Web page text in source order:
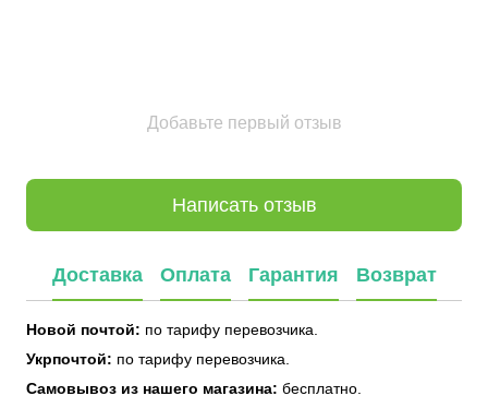
Добавьте первый отзыв
Написать отзыв
Доставка Оплата Гарантия Возврат
Новой почтой: по тарифу перевозчика.
Укрпочтой: по тарифу перевозчика.
Самовывоз из нашего магазина: бесплатно.